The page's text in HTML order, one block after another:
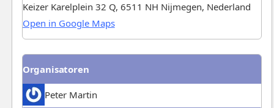
Keizer Karelplein 32 Q, 6511 NH Nijmegen, Nederland
Open in Google Maps
Organisatoren
Peter Martin